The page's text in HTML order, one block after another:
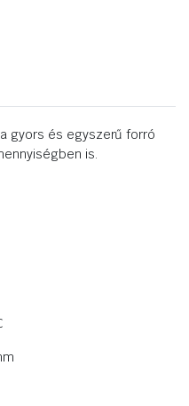
gyors és egyszerű forró
is.